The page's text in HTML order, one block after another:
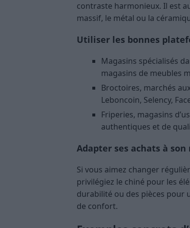
contraste harmonieux. Il est
massif, le métal ou la
Utiliser les bonnes
Magasins spécialisés
magasins de meubles
Broctoires, marchés
Leboncoin, Selency,
Friperies, magasins
authentiques et de
Adapter ses achats à son
Si vous aimez changer
privilégiez le chiné pour les
durabilité ou des pièces pour
de confort.